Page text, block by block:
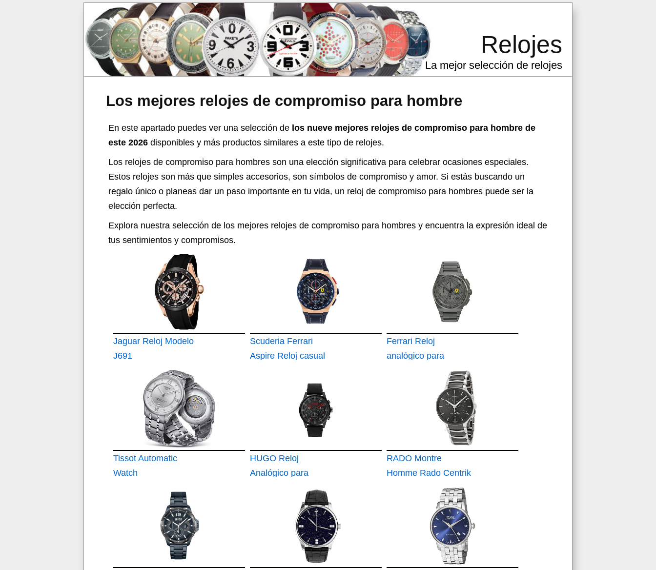
Los mejores relojes de compromiso para hombre
Relojes
La mejor selección de relojes
En este apartado puedes ver una selección de los nueve mejores relojes de compromiso para hombre de
este 2026 disponibles y más productos similares a este tipo de relojes.
Los relojes de compromiso para hombres son una elección significativa para celebrar ocasiones especiales.
Estos relojes son más que simples accesorios, son símbolos de compromiso y amor. Si estás buscando un
regalo único o planeas dar un paso importante en tu vida, un reloj de compromiso para hombres puede ser la
elección perfecta.
Explora nuestra selección de los mejores relojes de compromiso para hombres y encuentra la expresión ideal de
tus sentimientos y compromisos.
Jaguar Reloj Modelo
J691
Scuderia Ferrari
Aspire Reloj casual
acero inoxidable y
correa de silicona
para hombre
Ferrari Reloj
analógico para
Cuarzo con Correa
en Acero Inoxidable
Tissot Automatic
Watch
HUGO Reloj
Analógico para
Hombres de Cuarzo
con Correa en Cuero
RADO Montre
Homme Rado Centrik
R30130152 Bracelet
R30130152